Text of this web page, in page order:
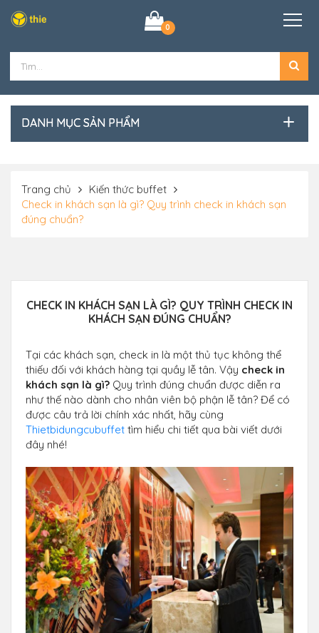
0
DANH MỤC SẢN PHẨM
Trang chủ
Kiến thức buffet
Check in khách sạn là gì? Quy trình check in khách sạn
đúng chuẩn?
CHECK IN KHÁCH SẠN LÀ GÌ? QUY TRÌNH CHECK IN
KHÁCH SẠN ĐÚNG CHUẨN?
Tại các khách sạn, check in là một thủ tục không thể
thiếu đối với khách hàng tại quầy lễ tân. Vậy check in
khách sạn là gì? Quy trình đúng chuẩn được diễn ra
như thế nào dành cho nhân viên bộ phận lễ tân? Để có
được câu trả lời chính xác nhất, hãy cùng
Thietbidungcubuffet tìm hiểu chi tiết qua bài viết dưới
đây nhé!